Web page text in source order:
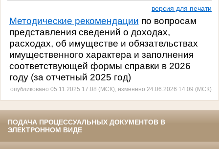
версия для печати
Методические рекомендации по вопросам
представления сведений о доходах,
расходах, об имуществе и обязательствах
имущественного характера и заполнения
соответствующей формы справки в 2026
году (за отчетный 2025 год)
опубликовано 05.11.2025 17:08 (МСК), изменено 24.06.2026 14:09 (МСК)
ПОДАЧА ПРОЦЕССУАЛЬНЫХ ДОКУМЕНТОВ В
ЭЛЕКТРОННОМ ВИДЕ